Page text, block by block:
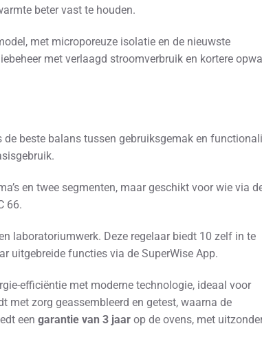
beter vast te houden.
met microporeuze isolatie en de nieuwste
met verlaagd stroomverbruik en kortere
de beste balans tussen gebruiksgemak en
en twee segmenten, maar geschikt voor wie via
66.
laboratoriumwerk. Deze regelaar biedt 10 zelf in te
uitgebreide functies via de SuperWise App.
efficiëntie met moderne technologie, ideaal voor
met zorg geassembleerd en getest, waarna de
een garantie van 3 jaar op de ovens, met